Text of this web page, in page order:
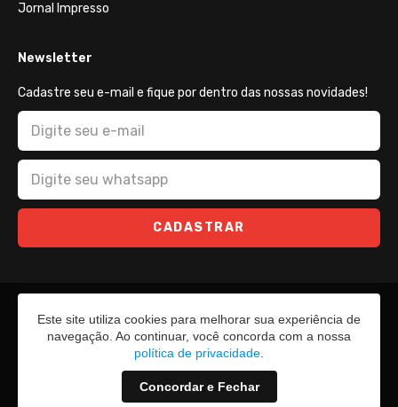
Jornal Impresso
Newsletter
Cadastre seu e-mail e fique por dentro das nossas novidades!
CADASTRAR
Este site utiliza cookies para melhorar sua experiência de
navegação. Ao continuar, você concorda com a nossa
política de privacidade
Concordar e Fechar